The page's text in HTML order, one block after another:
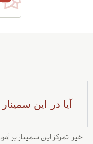
آیا در این
خیر. تمرکز این سمینار بر